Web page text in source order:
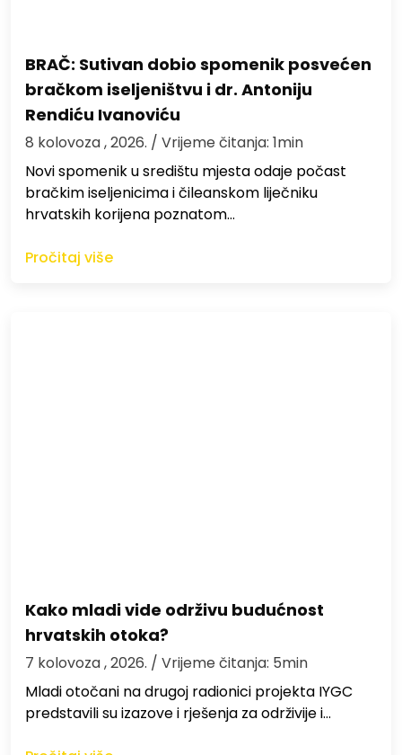
BRAČ: Sutivan dobio spomenik posvećen
bračkom iseljeništvu i dr. Antoniju
Rendiću Ivanoviću
8 kolovoza , 2026. / Vrijeme čitanja: 1min
Novi spomenik u središtu mjesta odaje počast
bračkim iseljenicima i čileanskom liječniku
hrvatskih korijena poznatom…
Pročitaj više
Kako mladi vide održivu budućnost
hrvatskih otoka?
7 kolovoza , 2026. / Vrijeme čitanja: 5min
Mladi otočani na drugoj radionici projekta IYGC
predstavili su izazove i rješenja za održivije i…